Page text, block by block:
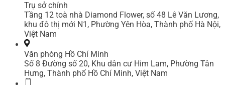
Trụ sở chính
Tầng 12 toà nhà Diamond Flower, số 48 Lê Văn Lương,
khu đô thị mới N1, Phường Yên Hòa, Thành phố Hà Nội,
Việt Nam
Văn phòng Hồ Chí Minh
Số 8 Đường số 20, Khu dân cư Him Lam, Phường Tân
Hưng, Thành phố Hồ Chí Minh, Việt Nam